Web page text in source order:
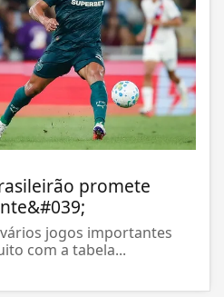
promete
jogos importantes
com a tabela...